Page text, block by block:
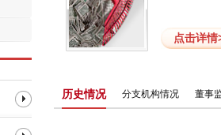
点击详情
历史情况 分支机构情况 董事